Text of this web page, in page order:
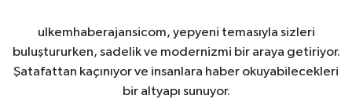
ulkemhaberajansicom, yepyeni temasıyla sizleri
buluştururken, sadelik ve modernizmi bir araya getiriyor.
Şatafattan kaçınıyor ve insanlara haber okuyabilecekleri
bir altyapı sunuyor.